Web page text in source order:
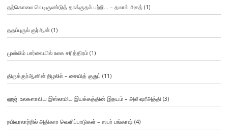
தற்கொலை வெடிகுண்டுத் தாக்குதல் பற்றி… – தலால் அசத் (1)
ததப்புருல் குர்ஆன் (1)
முஸ்லிம் பார்வையில் உலக சரித்திரம்(1)
திருக்குர்ஆனின் நிழலில் – சையித் குதுப் (11)
ஹஜ்: உலகளாவிய இஸ்லாமிய இயக்கத்தின் இதயம் – அலீ ஷரீஅத்தி (3)
நபிவரலாற்றில் அதிகார வெளிப்பாடுகள் – ஸபர் பங்காஷ் (4)